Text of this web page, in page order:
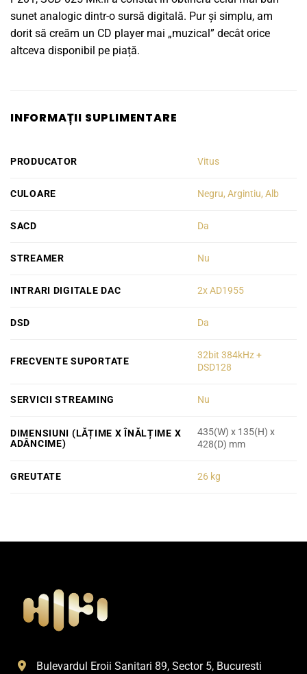
sunet analogic dintr-o sursă digitală. Pur și simplu, am
dorit să creăm un CD player mai „muzical” decât orice
altceva disponibil pe piață.
INFORMAȚII SUPLIMENTARE
PRODUCATOR Vitus
CULOARE Negru, Argintiu, Alb
SACD Da
STREAMER Nu
INTRARI DIGITALE DAC 2x AD1955
DSD Da
FRECVENTE SUPORTATE
32bit 384kHz +
DSD128
SERVICII STREAMING Nu
DIMENSIUNI (LĂȚIME X ÎNĂLȚIME X
ADÂNCIME)
435(W) x 135(H) x
428(D) mm
GREUTATE 26 kg
Bulevardul Eroii Sanitari 89, Sector 5, Bucuresti